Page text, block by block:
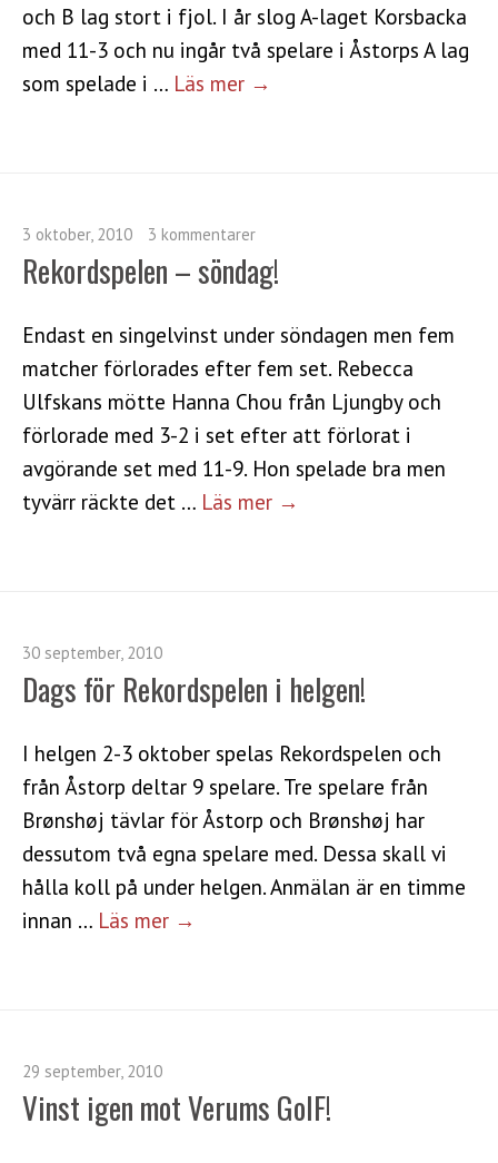
och B lag stort i fjol. I år slog A-laget Korsbacka
med 11-3 och nu ingår två spelare i Åstorps A lag
som spelade i … Läs mer →
3 oktober, 2010 3 kommentarer
Rekordspelen – söndag!
Endast en singelvinst under söndagen men fem
matcher förlorades efter fem set. Rebecca
Ulfskans mötte Hanna Chou från Ljungby och
förlorade med 3-2 i set efter att förlorat i
avgörande set med 11-9. Hon spelade bra men
tyvärr räckte det … Läs mer →
30 september, 2010
Dags för Rekordspelen i helgen!
I helgen 2-3 oktober spelas Rekordspelen och
från Åstorp deltar 9 spelare. Tre spelare från
Brønshøj tävlar för Åstorp och Brønshøj har
dessutom två egna spelare med. Dessa skall vi
hålla koll på under helgen. Anmälan är en timme
innan … Läs mer →
29 september, 2010
Vinst igen mot Verums GoIF!